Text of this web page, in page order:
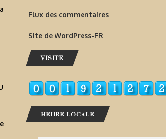
Flux des commentaires
Site de WordPress-FR
VISITE
HEURE LOCALE